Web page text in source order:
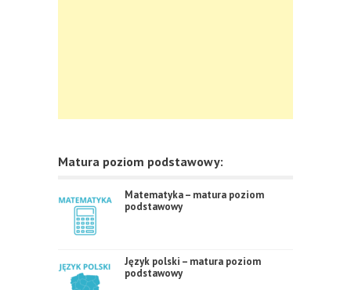
Matura poziom podstawowy:
Matematyka – matura poziom
podstawowy
Język polski – matura poziom
podstawowy